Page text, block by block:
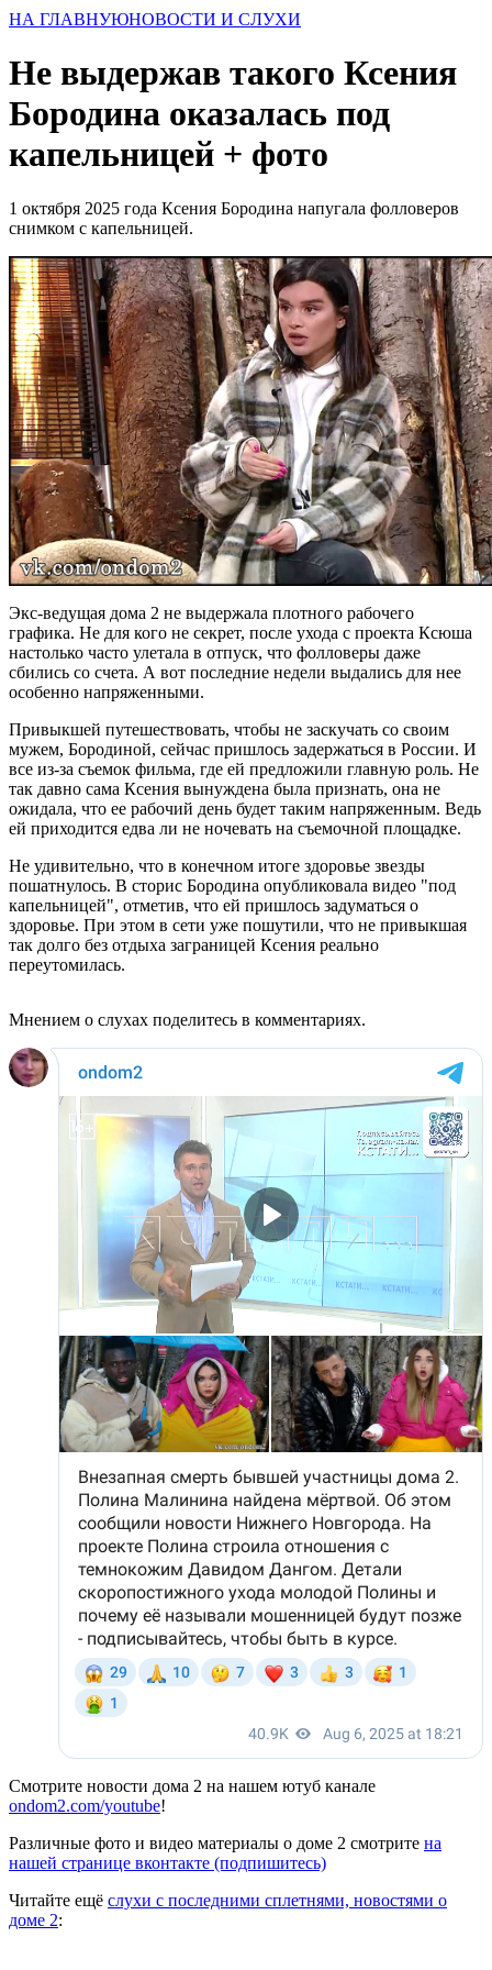
НА ГЛАВНУЮНОВОСТИ И СЛУХИ
Не выдержав такого Ксения
Бородина оказалась под
капельницей + фото
1 октября 2025 года Ксения Бородина напугала фолловеров
снимком с капельницей.
Экс-ведущая дома 2 не выдержала плотного рабочего
графика. Не для кого не секрет, после ухода с проекта Ксюша
настолько часто улетала в отпуск, что фолловеры даже
сбились со счета. А вот последние недели выдались для нее
особенно напряженными.
Привыкшей путешествовать, чтобы не заскучать со своим
мужем, Бородиной, сейчас пришлось задержаться в России. И
все из-за съемок фильма, где ей предложили главную роль. Не
так давно сама Ксения вынуждена была признать, она не
ожидала, что ее рабочий день будет таким напряженным. Ведь
ей приходится едва ли не ночевать на съемочной площадке.
Не удивительно, что в конечном итоге здоровье звезды
пошатнулось. В сторис Бородина опубликовала видео "под
капельницей", отметив, что ей пришлось задуматься о
здоровье. При этом в сети уже пошутили, что не привыкшая
так долго без отдыха заграницей Ксения реально
переутомилась.
Мнением о слухах поделитесь в комментариях.
Смотрите новости дома 2 на нашем ютуб канале
ondom2.com/youtube!
Различные фото и видео материалы о доме 2 смотрите на
нашей странице вконтакте (подпишитесь)
Читайте ещё слухи с последними сплетнями, новостями о
доме 2: